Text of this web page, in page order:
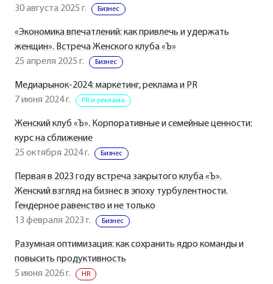
30 августа 2025 г.
Бизнес
«Экономика впечатлений: как привлечь и удержать
женщин». Встреча Женского клуба «Ъ»
25 апреля 2025 г.
Бизнес
Медиарынок-2024: маркетинг, реклама и PR
7 июня 2024 г.
PR и реклама
Женский клуб «Ъ». Корпоративные и семейные ценности:
курс на сближение
25 октября 2024 г.
Бизнес
Первая в 2023 году встреча закрытого клуба «Ъ».
Женский взгляд на бизнес в эпоху турбулентности.
Гендерное равенство и не только
13 февраля 2023 г.
Бизнес
Разумная оптимизация: как сохранить ядро команды и
повысить продуктивность
5 июня 2026 г.
HR